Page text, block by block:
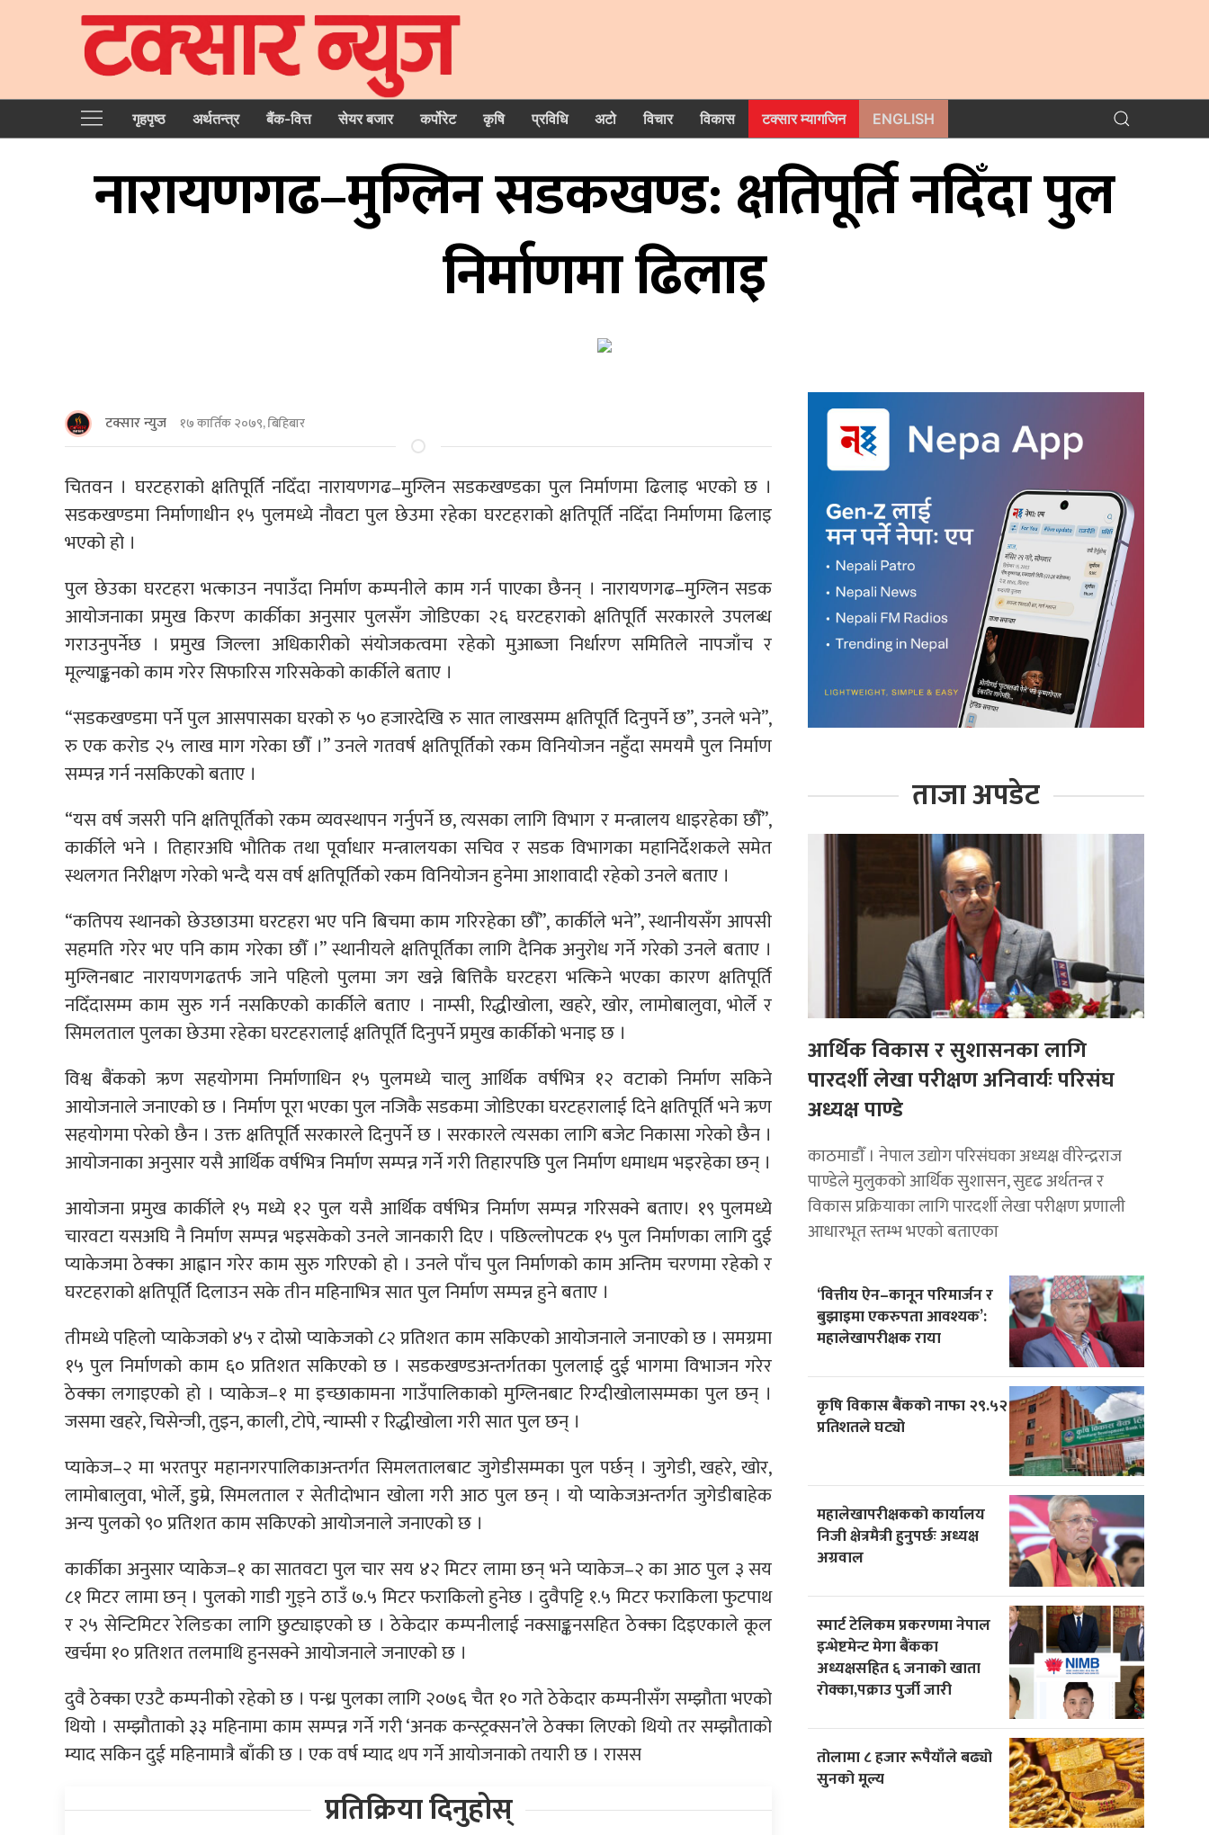
गृहपृष्‍ठ अर्थतन्त्र बैंक-वित्त सेयर बजार कर्पोरेट कृषि प्रविधि अटो विचार विकास टक्सार म्यागजिन ENGLISH
नारायणगढ–मुग्लिन सडकखण्ड: क्षतिपूर्ति नदिँदा पुल
निर्माणमा ढिलाइ
टक्सार न्युज १७ कार्तिक २०७९, बिहिबार
चितवन । घरटहराको क्षतिपूर्ति नदिँदा नारायणगढ–मुग्लिन सडकखण्डका पुल निर्माणमा ढिलाइ भएको छ ।
सडकखण्डमा निर्माणाधीन १५ पुलमध्ये नौवटा पुल छेउमा रहेका घरटहराको क्षतिपूर्ति नदिँदा निर्माणमा ढिलाइ
भएको हो ।
पुल छेउका घरटहरा भत्काउन नपाउँदा निर्माण कम्पनीले काम गर्न पाएका छैनन् । नारायणगढ–मुग्लिन सडक
आयोजनाका प्रमुख किरण कार्कीका अनुसार पुलसँग जोडिएका २६ घरटहराको क्षतिपूर्ति सरकारले उपलब्ध
गराउनुपर्नेछ । प्रमुख जिल्ला अधिकारीको संयोजकत्वमा रहेको मुआब्जा निर्धारण समितिले नापजाँच र
मूल्याङ्कनको काम गरेर सिफारिस गरिसकेको कार्कीले बताए ।
“सडकखण्डमा पर्ने पुल आसपासका घरको रु ५० हजारदेखि रु सात लाखसम्म क्षतिपूर्ति दिनुपर्ने छ”, उनले भने”,
रु एक करोड २५ लाख माग गरेका छौँ ।” उनले गतवर्ष क्षतिपूर्तिको रकम विनियोजन नहुँदा समयमै पुल निर्माण
सम्पन्न गर्न नसकिएको बताए ।
“यस वर्ष जसरी पनि क्षतिपूर्तिको रकम व्यवस्थापन गर्नुपर्ने छ, त्यसका लागि विभाग र मन्त्रालय धाइरहेका छौँ”,
कार्कीले भने । तिहारअघि भौतिक तथा पूर्वाधार मन्त्रालयका सचिव र सडक विभागका महानिर्देशकले समेत
स्थलगत निरीक्षण गरेको भन्दै यस वर्ष क्षतिपूर्तिको रकम विनियोजन हुनेमा आशावादी रहेको उनले बताए ।
“कतिपय स्थानको छेउछाउमा घरटहरा भए पनि बिचमा काम गरिरहेका छौँ”, कार्कीले भने”, स्थानीयसँग आपसी
सहमति गरेर भए पनि काम गरेका छौँ ।” स्थानीयले क्षतिपूर्तिका लागि दैनिक अनुरोध गर्ने गरेको उनले बताए ।
मुग्लिनबाट नारायणगढतर्फ जाने पहिलो पुलमा जग खन्ने बित्तिकै घरटहरा भत्किने भएका कारण क्षतिपूर्ति
नदिँदासम्म काम सुरु गर्न नसकिएको कार्कीले बताए । नाम्सी, रिद्धीखोला, खहरे, खोर, लामोबालुवा, भोर्ले र
सिमलताल पुलका छेउमा रहेका घरटहरालाई क्षतिपूर्ति दिनुपर्ने प्रमुख कार्कीको भनाइ छ ।
विश्व बैंकको ऋण सहयोगमा निर्माणाधिन १५ पुलमध्ये चालु आर्थिक वर्षभित्र १२ वटाको निर्माण सकिने
आयोजनाले जनाएको छ । निर्माण पूरा भएका पुल नजिकै सडकमा जोडिएका घरटहरालाई दिने क्षतिपूर्ति भने ऋण
सहयोगमा परेको छैन । उक्त क्षतिपूर्ति सरकारले दिनुपर्ने छ । सरकारले त्यसका लागि बजेट निकासा गरेको छैन ।
आयोजनाका अनुसार यसै आर्थिक वर्षभित्र निर्माण सम्पन्न गर्ने गरी तिहारपछि पुल निर्माण धमाधम भइरहेका छन् ।
आयोजना प्रमुख कार्कीले १५ मध्ये १२ पुल यसै आर्थिक वर्षभित्र निर्माण सम्पन्न गरिसक्ने बताए। १९ पुलमध्ये
चारवटा यसअघि नै निर्माण सम्पन्न भइसकेको उनले जानकारी दिए । पछिल्लोपटक १५ पुल निर्माणका लागि दुई
प्याकेजमा ठेक्का आह्वान गरेर काम सुरु गरिएको हो । उनले पाँच पुल निर्माणको काम अन्तिम चरणमा रहेको र
घरटहराको क्षतिपूर्ति दिलाउन सके तीन महिनाभित्र सात पुल निर्माण सम्पन्न हुने बताए ।
तीमध्ये पहिलो प्याकेजको ४५ र दोस्रो प्याकेजको ८२ प्रतिशत काम सकिएको आयोजनाले जनाएको छ । समग्रमा
१५ पुल निर्माणको काम ६० प्रतिशत सकिएको छ । सडकखण्डअन्तर्गतका पुललाई दुई भागमा विभाजन गरेर
ठेक्का लगाइएको हो । प्याकेज–१ मा इच्छाकामना गाउँपालिकाको मुग्लिनबाट रिग्दीखोलासम्मका पुल छन् ।
जसमा खहरे, चिसेन्जी, तुइन, काली, टोपे, न्याम्सी र रिद्धीखोला गरी सात पुल छन् ।
प्याकेज–२ मा भरतपुर महानगरपालिकाअन्तर्गत सिमलतालबाट जुगेडीसम्मका पुल पर्छन् । जुगेडी, खहरे, खोर,
लामोबालुवा, भोर्ले, डुम्रे, सिमलताल र सेतीदोभान खोला गरी आठ पुल छन् । यो प्याकेजअन्तर्गत जुगेडीबाहेक
अन्य पुलको ९० प्रतिशत काम सकिएको आयोजनाले जनाएको छ ।
कार्कीका अनुसार प्याकेज–१ का सातवटा पुल चार सय ४२ मिटर लामा छन् भने प्याकेज–२ का आठ पुल ३ सय
८१ मिटर लामा छन् । पुलको गाडी गुड्ने ठाउँ ७.५ मिटर फराकिलो हुनेछ । दुवैपट्टि १.५ मिटर फराकिला फुटपाथ
र २५ सेन्टिमिटर रेलिङका लागि छुट्याइएको छ । ठेकेदार कम्पनीलाई नक्साङ्कनसहित ठेक्का दिइएकाले कूल
खर्चमा १० प्रतिशत तलमाथि हुनसक्ने आयोजनाले जनाएको छ ।
दुवै ठेक्का एउटै कम्पनीको रहेको छ । पन्ध्र पुलका लागि २०७६ चैत १० गते ठेकेदार कम्पनीसँग सम्झौता भएको
थियो । सम्झौताको ३३ महिनामा काम सम्पन्न गर्ने गरी ‘अनक कन्स्ट्रक्सन’ले ठेक्का लिएको थियो तर सम्झौताको
म्याद सकिन दुई महिनामात्रै बाँकी छ । एक वर्ष म्याद थप गर्ने आयोजनाको तयारी छ । रासस
प्रतिक्रिया दिनुहोस्
ताजा अपडेट
आर्थिक विकास र सुशासनका लागि
पारदर्शी लेखा परीक्षण अनिवार्यः परिसंघ
अध्यक्ष पाण्डे
काठमाडाैँ । नेपाल उद्योग परिसंघका अध्यक्ष वीरेन्द्रराज
पाण्डेले मुलुकको आर्थिक सुशासन, सुदृढ अर्थतन्त्र र
विकास प्रक्रियाका लागि पारदर्शी लेखा परीक्षण प्रणाली
आधारभूत स्तम्भ भएको बताएका
‘वित्तीय ऐन–कानून परिमार्जन र
बुझाइमा एकरुपता आवश्यक’:
महालेखापरीक्षक राया
कृषि विकास बैंकको नाफा २९.५२
प्रतिशतले घट्यो
महालेखापरीक्षकको कार्यालय
निजी क्षेत्रमैत्री हुनुपर्छः अध्यक्ष
अग्रवाल
स्मार्ट टेलिकम प्रकरणमा नेपाल
इन्भेष्टमेन्ट मेगा बैंकका
अध्यक्षसहित ६ जनाको खाता
रोक्का,पक्राउ पुर्जी जारी
तोलामा ८ हजार रूपैयाँले बढ्यो
सुनको मूल्य